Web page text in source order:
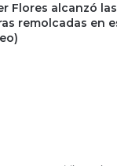
Flores alcanzó
remolcadas en